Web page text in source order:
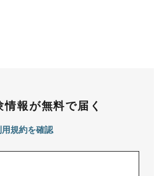
情報が無料で届く
用規約を確認